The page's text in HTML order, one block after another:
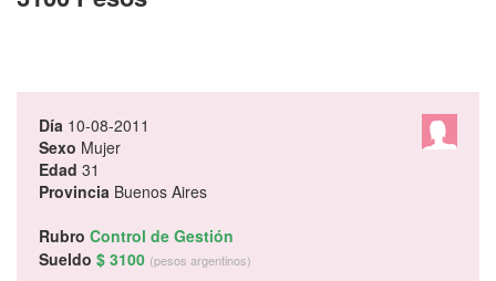
Día 10-08-2011
Sexo Mujer
Edad 31
Provincia Buenos Aires
Rubro Control de Gestión
Sueldo $ 3100 (pesos argentinos)